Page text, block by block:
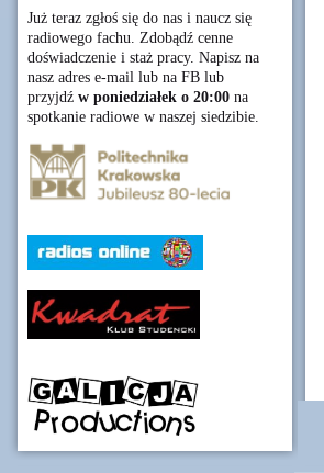
Już teraz zgłoś się do nas i naucz się
radiowego fachu. Zdobądź cenne
doświadczenie i staż pracy. Napisz na
nasz adres e-mail lub na FB lub
przyjdź w poniedziałek o 20:00 na
spotkanie radiowe w naszej siedzibie.